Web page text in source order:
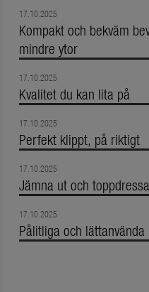
17.10.2025
Kompakt och bekväm
mindre ytor
17.10.2025
Kvalitet du kan lita på
17.10.2025
Perfekt klippt, på riktigt
17.10.2025
Jämna ut och
17.10.2025
Pålitliga och lättanvända